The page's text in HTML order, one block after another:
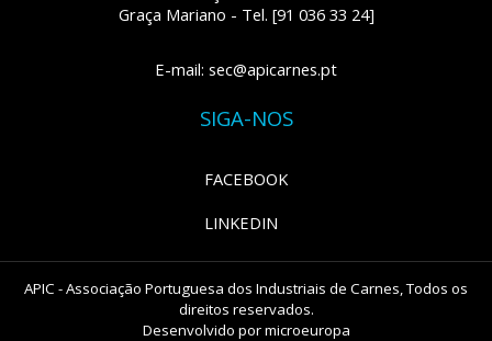
Graça Mariano - Tel. [91 036 33 24]
E-mail: sec@apicarnes.pt
SIGA-NOS
FACEBOOK
LINKEDIN
APIC - Associação Portuguesa dos Industriais de Carnes, Todos os
direitos reservados.
Desenvolvido pormicroeuropa